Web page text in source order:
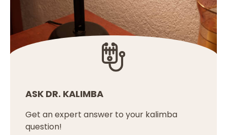
ASK DR. KALIMBA
Get an expert answer to your kalimba
question!